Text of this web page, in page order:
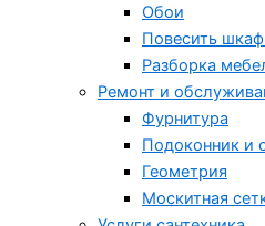
Обои
Повесить
Разборка
Ремонт и
Фурнитура
Подоконник и
Геометрия
Москитная